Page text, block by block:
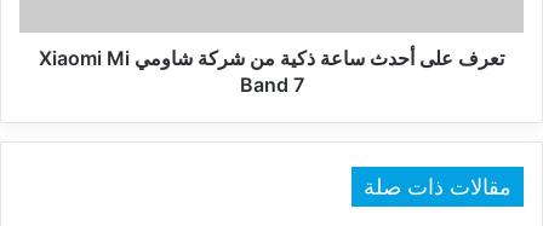
Xiaomi
تعرف على أحدث ساعة ذكية من شركة شاومي Xiaomi Mi
Band 7
مقالات ذات صلة